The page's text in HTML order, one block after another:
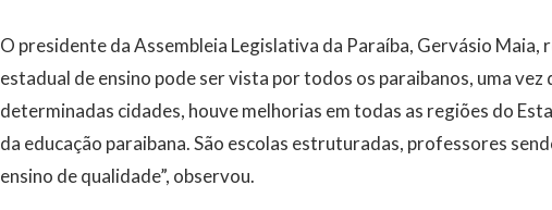
O presidente da Assembleia Legislativa da Paraíba, Gervásio Maia,
estadual de ensino pode ser vista por todos os paraibanos, uma vez
determinadas cidades, houve melhorias em todas as regiões do
da educação paraibana. São escolas estruturadas, professores
ensino de qualidade”, observou.